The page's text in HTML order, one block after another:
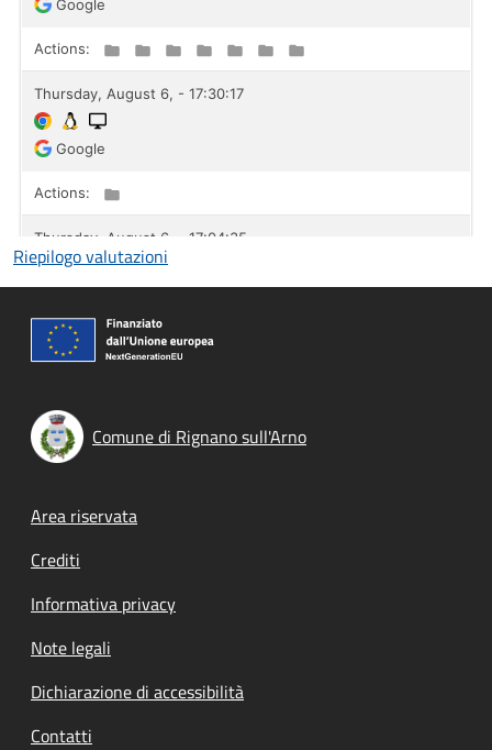
Riepilogo valutazioni
Comune di Rignano sull'Arno
Footer menu
Area riservata
Crediti
Informativa privacy
Note legali
Dichiarazione di accessibilità
Contatti